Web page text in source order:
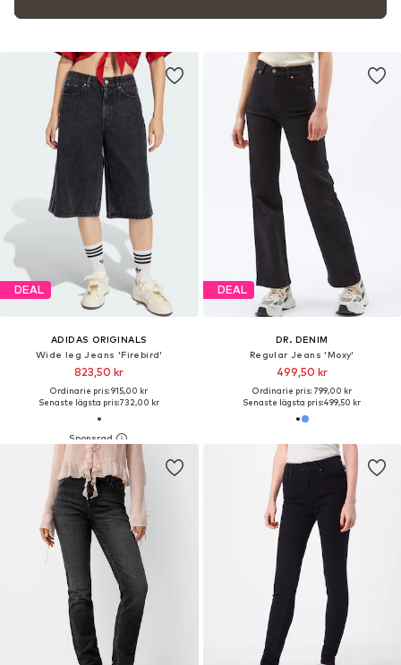
DEAL
ADIDAS ORIGINALS
Wide leg Jeans 'Firebird'
823,50 kr
Ordinarie pris: 915,00 kr
Senaste lägsta pris:732,00 kr
DEAL
DR. DENIM
Regular Jeans 'Moxy'
499,50 kr
Ordinarie pris: 799,00 kr
Senaste lägsta pris:499,50 kr